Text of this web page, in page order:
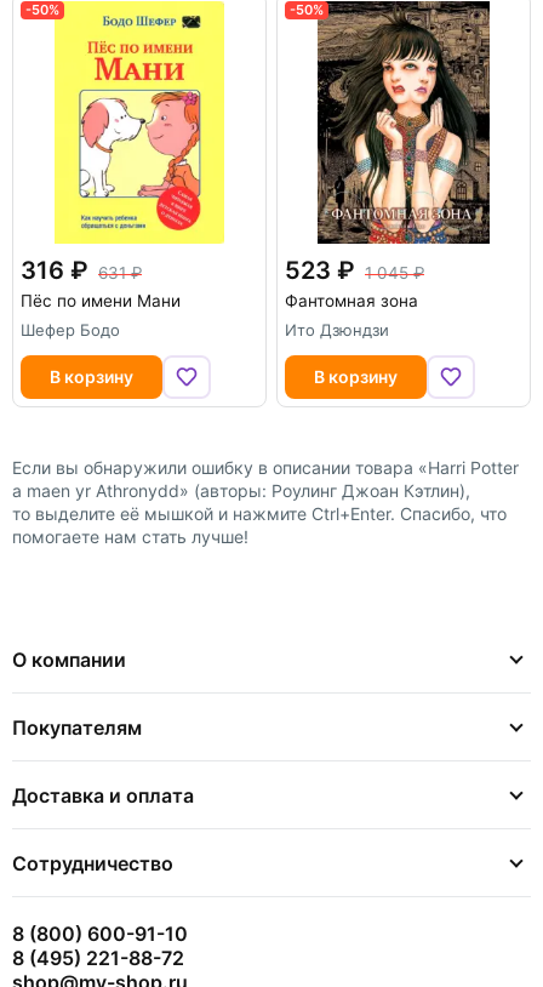
-50%
316
631
Пёс по имени Мани
Шефер Бодо
В корзину
-50%
523
1 045
Фантомная зона
Ито Дзюндзи
В корзину
Если вы обнаружили ошибку в описании товара «Harri Potter
a maen yr Athronydd» (авторы: Роулинг Джоан Кэтлин),
то выделите её мышкой и нажмите Ctrl+Enter. Спасибо, что
помогаете нам стать лучше!
О компании
Покупателям
Доставка и оплата
Сотрудничество
8 (800) 600-91-10
8 (495) 221-88-72
shop@my-shop.ru